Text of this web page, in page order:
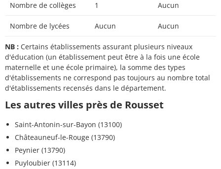
Nombre de collèges 1 Aucun
Nombre de lycées Aucun Aucun
NB : Certains établissements assurant plusieurs niveaux
d'éducation (un établissement peut être à la fois une école
maternelle et une école primaire), la somme des types
d'établissements ne correspond pas toujours au nombre total
d'établissements recensés dans le département.
Les autres villes près de Rousset
Saint-Antonin-sur-Bayon (13100)
Châteauneuf-le-Rouge (13790)
Peynier (13790)
Puyloubier (13114)